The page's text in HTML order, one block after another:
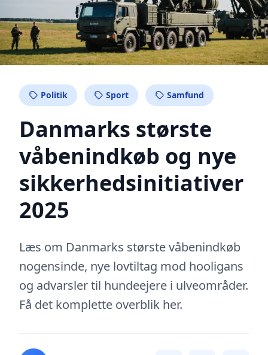
Politik Sport Samfund
Danmarks største
våbenindkøb og nye
sikkerhedsinitiativer
2025
Læs om Danmarks største våbenindkøb
nogensinde, nye lovtiltag mod hooligans
og advarsler til hundeejere i ulveområder.
Få det komplette overblik her.